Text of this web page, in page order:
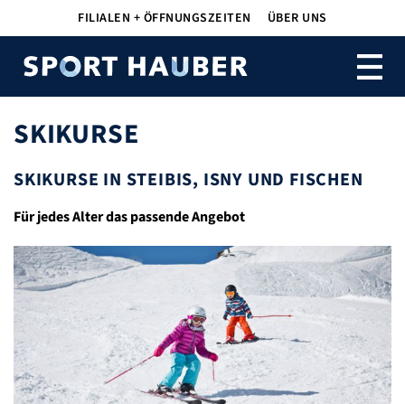
Navigation
überspringen
FILIALEN + ÖFFNUNGSZEITEN ÜBER UNS
SKIKURSE
SKIKURSE IN STEIBIS, ISNY UND FISCHEN
Für jedes Alter das passende Angebot